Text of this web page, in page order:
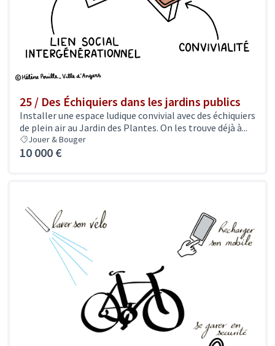
25 / Des Échiquiers dans les jardins publics
Installer une espace ludique convivial avec des échiquiers
de plein air au Jardin des Plantes. On les trouve déjà à...
Jouer & Bouger
10 000 €